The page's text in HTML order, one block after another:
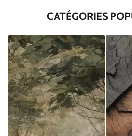
CATÉGORIES